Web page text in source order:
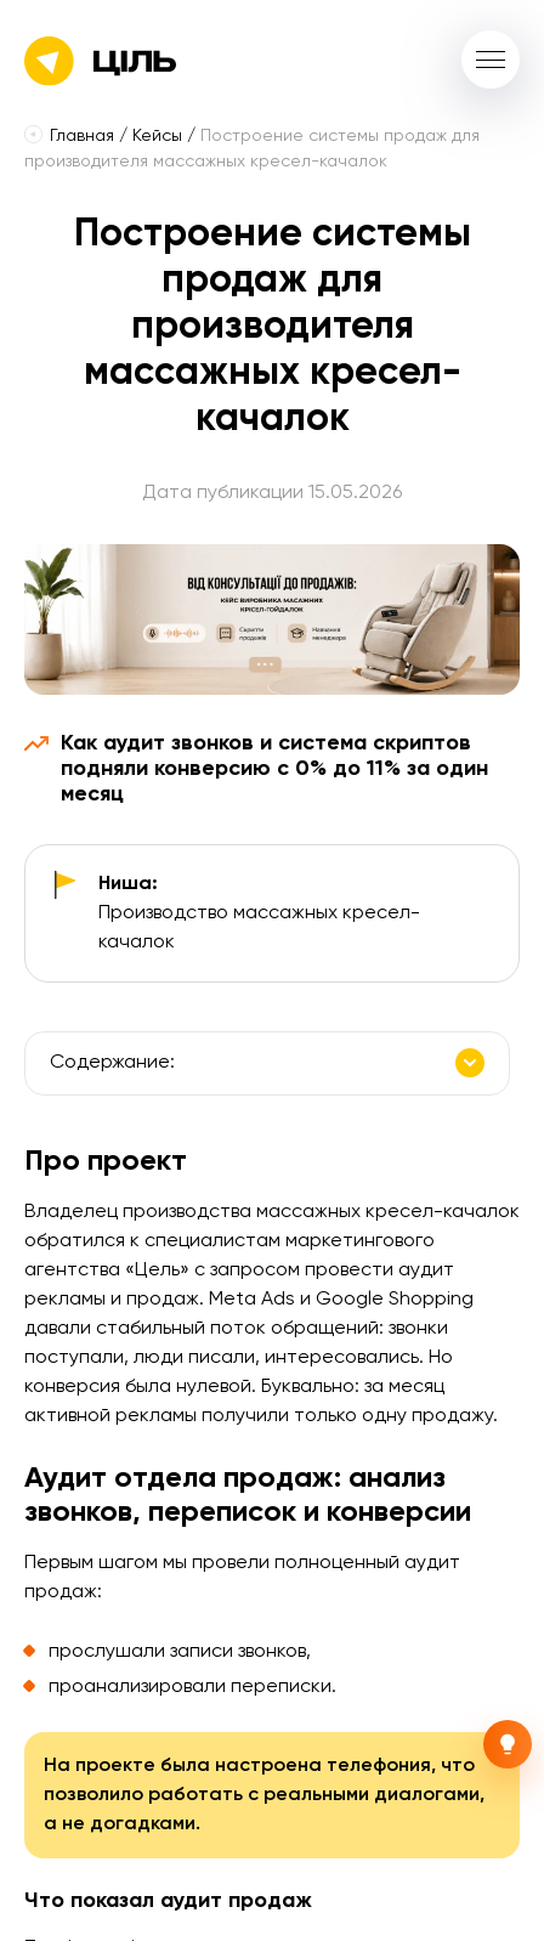
Главная / Кейсы /
Построение системы продаж для
производителя массажных кресел-качалок
Построение системы
продаж для
производителя
массажных кресел-
качалок
Дата публикации 15.05.2026
Содержание:
Как аудит звонков и система скриптов
подняли конверсию с 0% до 11% за один
месяц
Ниша:
Производство массажных кресел-
качалок
Про проект
Владелец производства массажных кресел-качалок
обратился к специалистам маркетингового
агентства «Цель» с запросом провести аудит
рекламы и продаж. Meta Ads и Google Shopping
давали стабильный поток обращений: звонки
поступали, люди писали, интересовались. Но
конверсия была нулевой. Буквально: за месяц
активной рекламы получили только одну продажу.
Аудит отдела продаж: анализ
звонков, переписок и конверсии
Первым шагом мы провели полноценный аудит
продаж:
прослушали записи звонков,
проанализировали переписки.
На проекте была настроена телефония, что
позволило работать с реальными диалогами,
а не догадками.
Что показал аудит продаж